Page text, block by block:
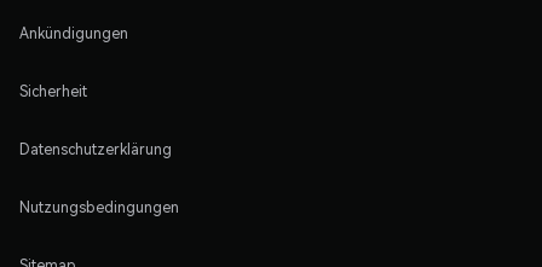
Ankündigungen
Sicherheit
Datenschutzerklärung
Nutzungsbedingungen